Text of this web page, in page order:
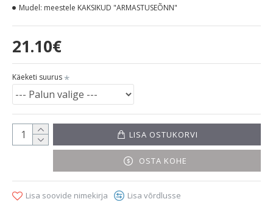
21.10€
Mudel: meestele KAKSIKUD "ARMASTUSEÕNN"
Käeketi suurus
LISA OSTUKORVI
OSTA KOHE
Lisa soovide nimekirja Lisa võrdlusse